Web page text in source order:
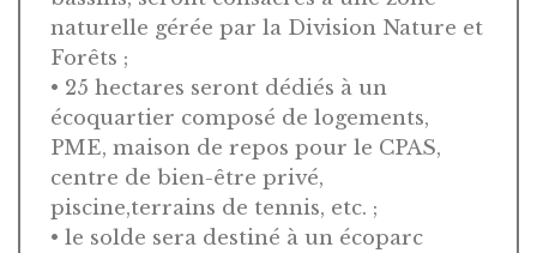
naturelle gérée par la Division Nature et
Forêts ;
• 25 hectares seront dédiés à un
écoquartier composé de logements,
PME, maison de repos pour le CPAS,
centre de bien-être privé,
piscine,terrains de tennis, etc. ;
• le solde sera destiné à un écoparc